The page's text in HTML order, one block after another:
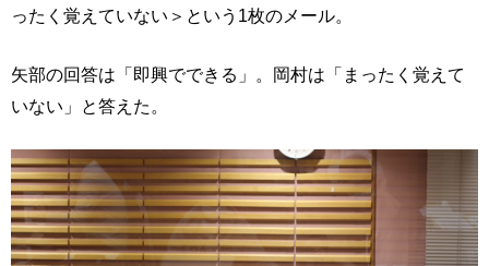
ったく覚えていない＞という1枚のメール。
矢部の回答は「即興でできる」。岡村は「まったく覚えて
いない」と答えた。